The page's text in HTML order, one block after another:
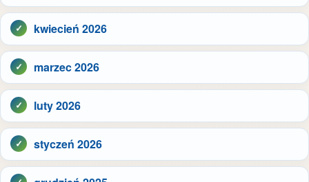
kwiecień 2026
marzec 2026
luty 2026
styczeń 2026